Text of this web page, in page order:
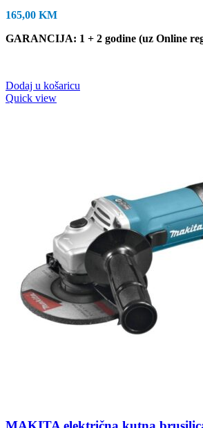
165,00 KM
GARANCIJA: 1 + 2 godine (uz Online
Dodaj u košaricu
Quick view